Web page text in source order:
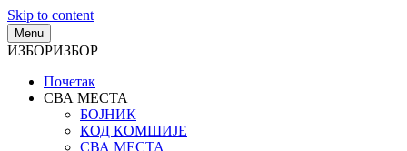
Skip to content
Menu
ИЗБОРИЗБОР
Почетак
СВА МЕСТА
БОЈНИК
КОД КОМШИЈЕ
СВА МЕСТА